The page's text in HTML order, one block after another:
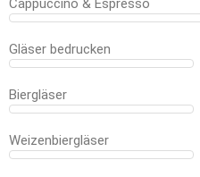
Cappuccino & Espresso
Gläser bedrucken
Biergläser
Weizenbiergläser